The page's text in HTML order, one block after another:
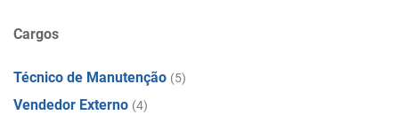
Cargos
Técnico de Manutenção (5)
Vendedor Externo (4)